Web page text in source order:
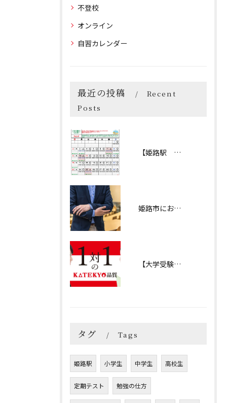
不登校
オンライン
自習カレンダー
最近の投稿
Recent
Posts
【姫路駅 自習室】2026年８月 自習カレンダー② （KATEKYO学院姫路校）
姫路市における私立中学生のお悩み（白陵、淳心、賢明、東洋などなど・・・）
【大学受験 受験対策ページ】自分の現在地
タグ Tags
姫路駅 小学生 中学生 高校生
定期テスト 勉強の仕方